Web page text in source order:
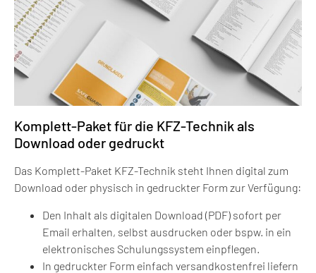
Komplett-Paket für die KFZ-Technik als
Download oder gedruckt
Das Komplett-Paket KFZ-Technik steht Ihnen digital zum
Download oder physisch in gedruckter Form zur Verfügung:
Den Inhalt als digitalen Download (PDF) sofort per
Email erhalten, selbst ausdrucken oder bspw. in ein
elektronisches Schulungssystem einpflegen.
In gedruckter Form einfach versandkostenfrei liefern